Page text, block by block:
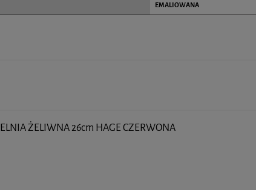
EMALIOWANA
ŻELIWNA 26cm HAGE CZERWONA